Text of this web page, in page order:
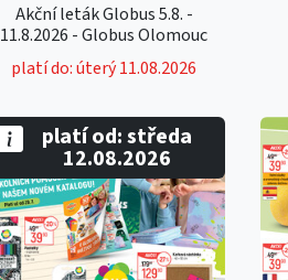
Akční leták Globus 5.8. -
11.8.2026 - Globus Olomouc
platí do: úterý 11.08.2026
platí od: středa
12.08.2026